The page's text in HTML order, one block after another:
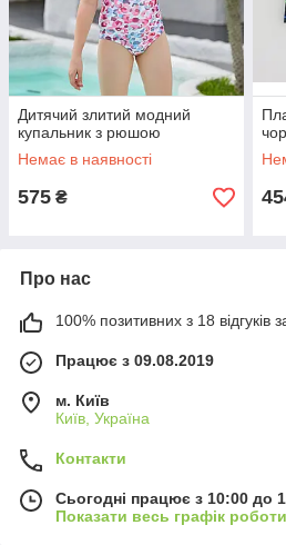
Дитячий злитий модний
купальник з рюшою
Немає в наявності
575 ₴
Про нас
100% позитивних з 18 відгуків
Працює з 09.08.2019
м. Київ
Київ, Україна
Контакти
Сьогодні працює з 10:00 до
Показати весь графік роботи